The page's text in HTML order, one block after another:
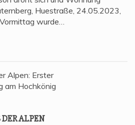
Huestraße, 24.05.2023,
wurde…
ALPEN